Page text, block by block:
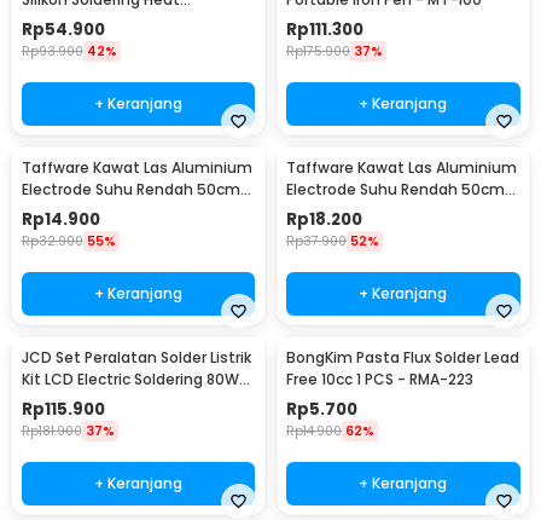
Resistant 450x300mm - S-160
Rp54.900
Rp93.900 42%
+ Keranjang
Rp111.300
Rp175.900 37%
+ Keranjang
Taffware Kawat Las Aluminium
Electrode Suhu Rendah 50cm
20 PCS 1.6mm - M127271
Rp14.900
Rp32.900 55%
+ Keranjang
Taffware Kawat Las Aluminium
Electrode Suhu Rendah 50cm
20 PCS 2.0mm - M127271
Rp18.200
Rp37.900 52%
+ Keranjang
JCD Set Peralatan Solder Listrik
Kit LCD Electric Soldering 80W
220V - CS-908S A
Rp115.900
Rp181.900 37%
+ Keranjang
BongKim Pasta Flux Solder Lead
Free 10cc 1 PCS - RMA-223
Rp5.700
Rp14.900 62%
+ Keranjang